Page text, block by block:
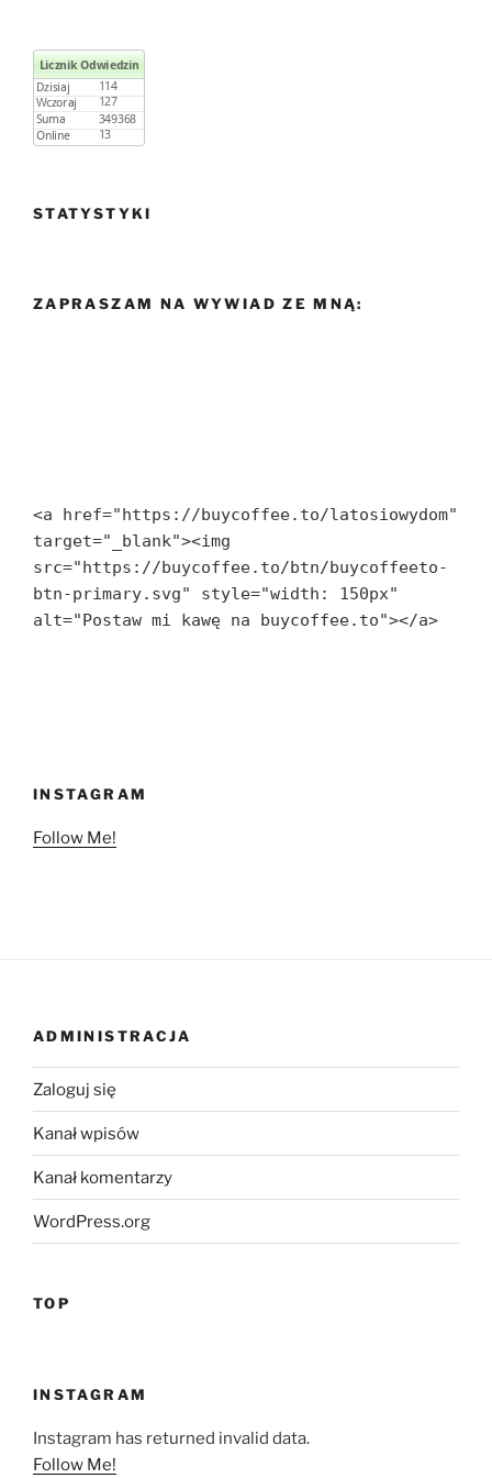
STATYSTYKI
ZAPRASZAM NA WYWIAD ZE MNĄ:
<a href="https://buycoffee.to/latosiowydom"
target="_blank"><img
src="https://buycoffee.to/btn/buycoffeeto-
btn-primary.svg" style="width: 150px"
alt="Postaw mi kawę na buycoffee.to"></a>
INSTAGRAM
Follow Me!
ADMINISTRACJA
Zaloguj się
Kanał wpisów
Kanał komentarzy
WordPress.org
TOP
INSTAGRAM
Instagram has returned invalid data.
Follow Me!